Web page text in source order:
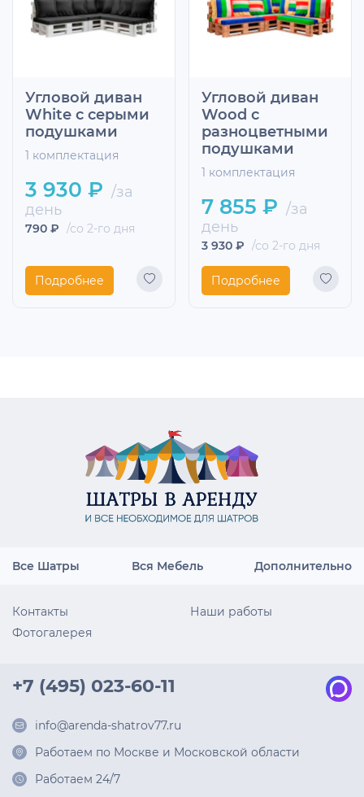
Угловой диван
White с серыми
подушками
1 комплектация
3 930 ₽ /за
день
790 ₽ /со 2-го дня
Подробнее
Угловой диван
Wood с
разноцветными
подушками
1 комплектация
7 855 ₽ /за
день
3 930 ₽ /со 2-го дня
Подробнее
Все Шатры Вся Мебель Дополнительно
Контакты
Наши работы
Фотогалерея
+7 (495) 023-60-11
info@arenda-shatrov77.ru
Работаем по Москве и Московской области
Работаем 24/7